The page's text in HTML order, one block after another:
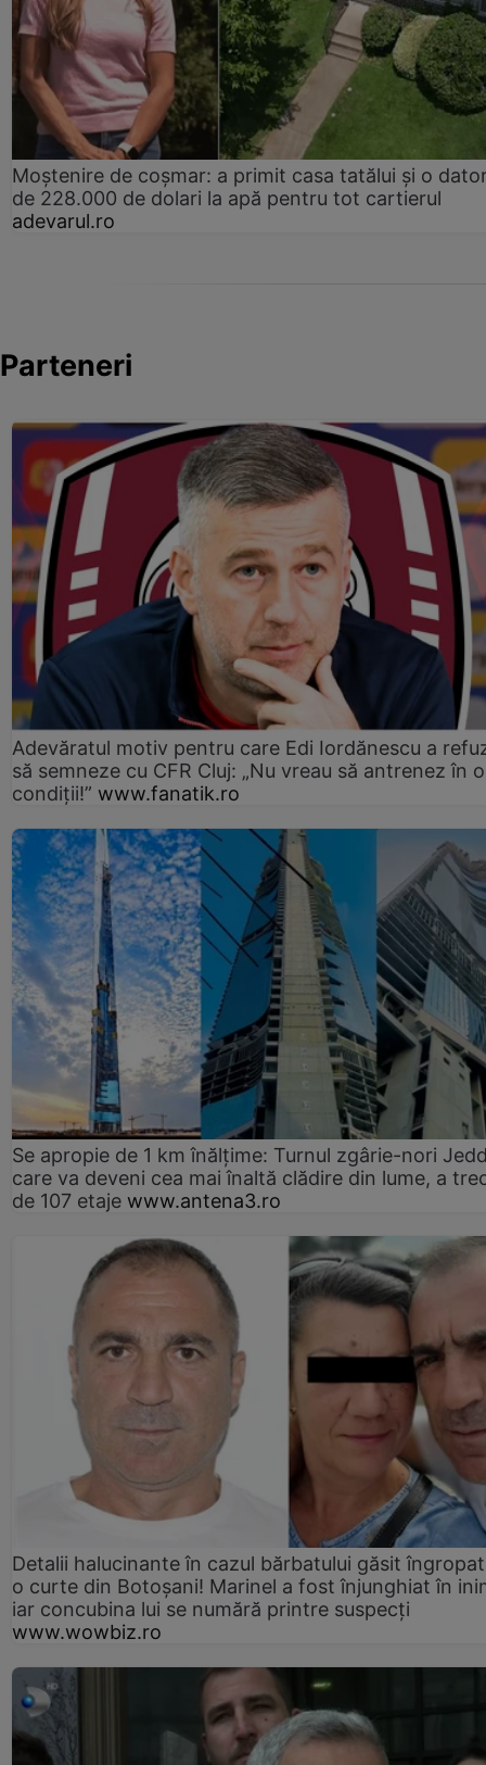
Moștenire de coșmar: a primit casa tatălui și o
de 228.000 de dolari la apă pentru tot cartierul
adevarul.ro
Parteneri
Adevăratul motiv pentru care Edi Iordănescu a
să semneze cu CFR Cluj: „Nu vreau să antrenez în
condiții!” www.fanatik.ro
Se apropie de 1 km înălțime: Turnul zgârie-nori
care va deveni cea mai înaltă clădire din lume, a
de 107 etaje www.antena3.ro
Detalii halucinante în cazul bărbatului găsit
o curte din Botoșani! Marinel a fost înjunghiat în
iar concubina lui se numără printre suspecți
www.wowbiz.ro